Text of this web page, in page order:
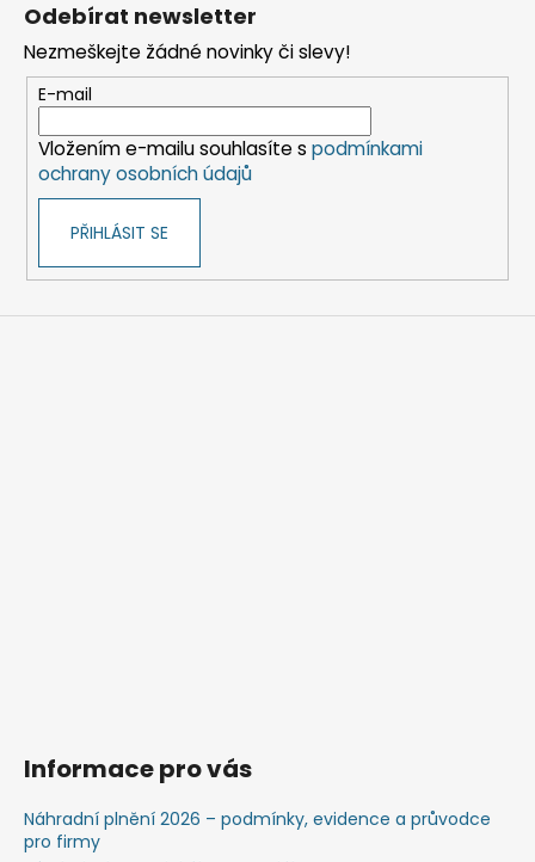
Odebírat newsletter
Nezmeškejte žádné novinky či slevy!
E-mail
Vložením e-mailu souhlasíte s podmínkami
ochrany osobních údajů
PŘIHLÁSIT SE
Informace pro vás
Náhradní plnění 2026 – podmínky, evidence a průvodce
pro firmy